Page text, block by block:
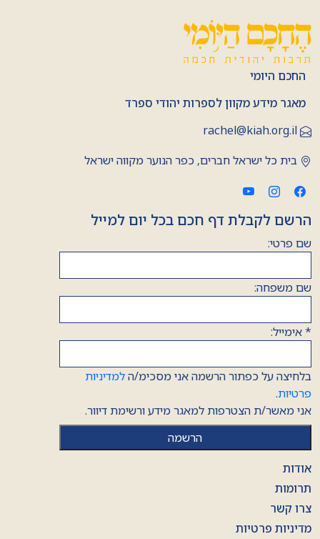
החכם היומי
מאגר מידע מקוון לספרות יהודי ספרד
rachel@kiah.org.il
בית כל ישראל חברים, כפר הנוער מקווה ישראל
הרשם לקבלת דף חכם בכל יום למייל
שם פרטי:
שם משפחה:
*אימייל:
בלחיצה על כפתור הרשמה אני מסכימ/הלמדיניות
פרטיות.
אני מאשר/ת הצטרפות למאגר מידע ורשימת דיוור.
אודות
תרומות
צרו קשר
מדיניות פרטיות